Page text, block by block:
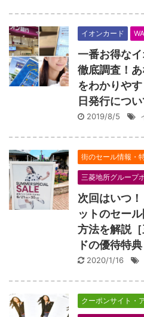
イオンカード
一番お得な
徹底調査！
をわかりや
日発行につい
2019/8/5
街のセール情報・
三菱地所グループ
次回はいつ
ットのセー
方法を解説
ドの優待特
2020/1/16
クーポンサイト・